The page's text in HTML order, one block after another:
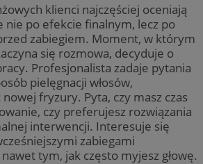
klienci najczęściej oceniają
po efekcie finalnym, lecz po
zabiegiem. Moment, w którym
się rozmowa, decyduje o
Profesjonalista zadaje pytania
pielęgnacji włosów,
fryzury. Pyta, czy masz czas
czy preferujesz rozwiązania
interwencji. Interesuje się
zabiegami
tym, jak często myjesz głowę.